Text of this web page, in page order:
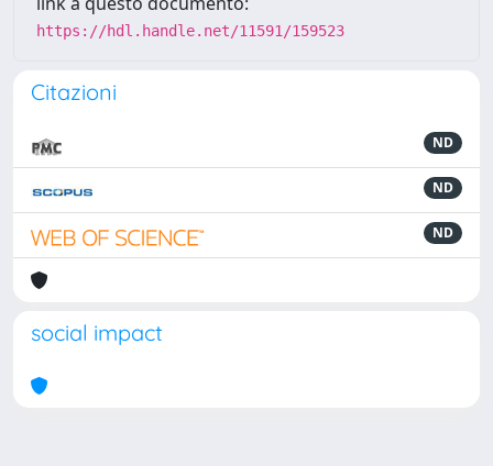
https://hdl.handle.net/11591/159523
Citazioni
ND
ND
ND
social impact